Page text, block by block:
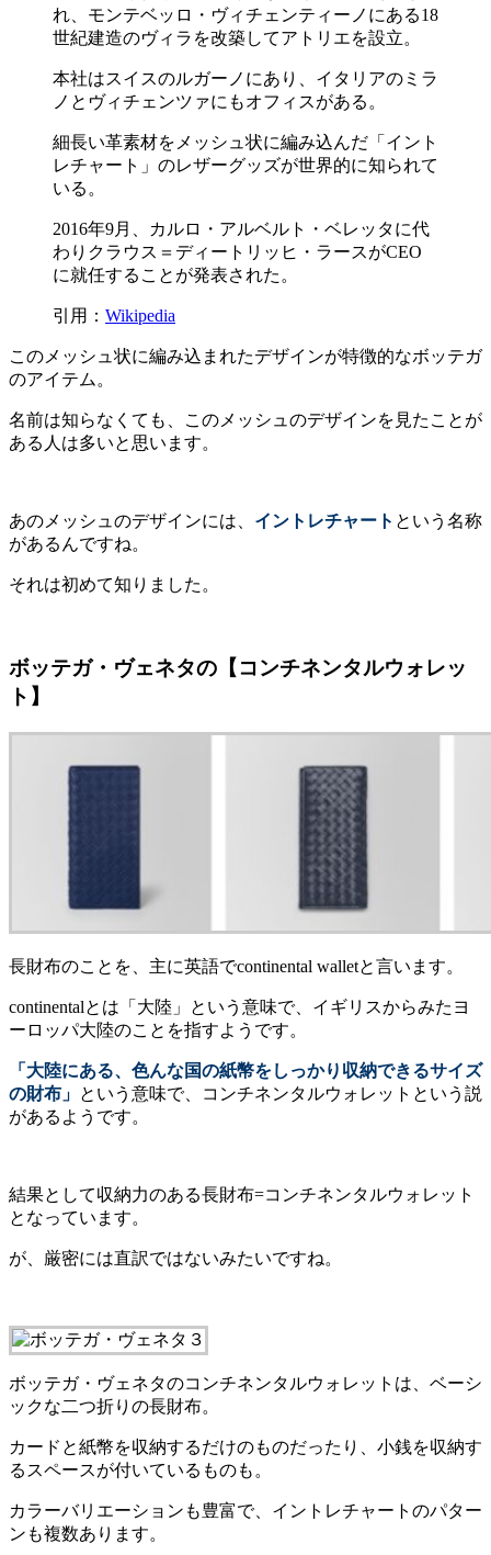
れ、モンテベッロ・ヴィチェンティーノにある18
世紀建造のヴィラを改築してアトリエを設立。
本社はスイスのルガーノにあり、イタリアのミラ
ノとヴィチェンツァにもオフィスがある。
細長い革素材をメッシュ状に編み込んだ「イント
レチャート」のレザーグッズが世界的に知られて
いる。
2016年9月、カルロ・アルベルト・ベレッタに代
わりクラウス＝ディートリッヒ・ラースがCEO
に就任することが発表された。
引用： Wikipedia
このメッシュ状に編み込まれたデザインが特徴的なボッテガ
のアイテム。
名前は知らなくても、このメッシュのデザインを見たことが
ある人は多いと思います。
あのメッシュのデザインには、 イントレチャート という名称
があるんですね。
それは初めて知りました。
ボッテガ・ヴェネタの【コンチネンタルウォレッ
ト】
長財布のことを、主に英語でcontinental walletと言います。
continentalとは「大陸」という意味で、イギリスからみたヨ
ーロッパ大陸のことを指すようです。
「大陸にある、色んな国の紙幣をしっかり収納できるサイズ
の財布」 という意味で、コンチネンタルウォレットという説
があるようです。
結果として収納力のある長財布=コンチネンタルウォレット
となっています。
が、厳密には直訳ではないみたいですね。
ボッテガ・ヴェネタのコンチネンタルウォレットは、ベーシ
ックな二つ折りの長財布。
カードと紙幣を収納するだけのものだったり、小銭を収納す
るスペースが付いているものも。
カラーバリエーションも豊富で、イントレチャートのパター
ンも複数あります。